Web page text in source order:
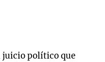
juicio político que